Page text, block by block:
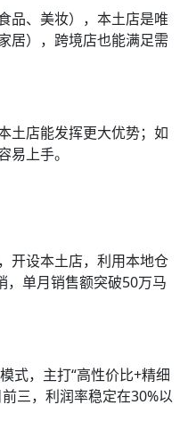
品、美妆），本土店是唯
居），跨境店也能满足需
土店能发挥更大优势；如
易上手。
开设本土店，利用本地仓
，单月销售额突破50万马
式，主打“高性价比+精细
三，利润率稳定在30%以